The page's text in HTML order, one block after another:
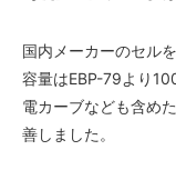
国内メーカーのセル
容量はEBP-79より
電カーブなども含め
善しました。